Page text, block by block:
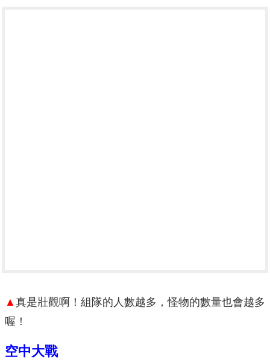
▲ 真是壯觀啊！組隊的人數越多，怪物的數量也會越多
喔！
空中大戰